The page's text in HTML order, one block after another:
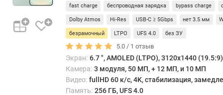
р
а
(
fast charge беспроводная зарядка bypass charge
Dolby Atmos Hi-Res USB-C ≥ 5Gbps нет 3.5 мм
безрамочный LTPO UFS 4.0 без ЗУ
5.0 / 1 отзыв
Экран: 6.7 ", AMOLED (LTPO), 3120x1440
Камера: 3 модуля, 50 МП, + 12 МП, и 10 МП
Видео: fullHD 60 к/с, 4K, стабилизация,
Память: 256 ГБ, UFS 4.0